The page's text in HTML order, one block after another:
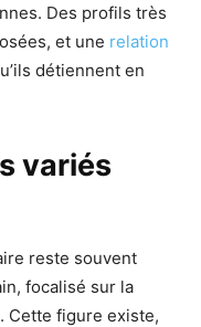
Des profils très
et une relation
détiennent en
variés
reste souvent
focalisé sur la
Cette figure existe,